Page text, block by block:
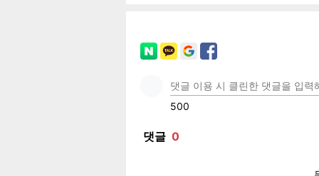
공유 유
트위 카카